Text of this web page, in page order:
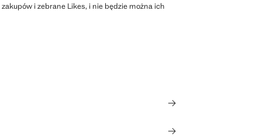
i zebrane Likes, i nie będzie można ich